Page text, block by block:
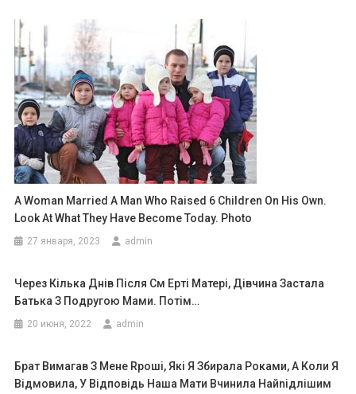
A Woman Married A Man Who Raised 6 Children On His Own.
Look At What They Have Become Today. Photo
27 января, 2023 admin
Через Кілька Днів Після См Еpті Матері, Дівчина Заcтала
Батька З Подругою Мами. Потім…
20 июня, 2022 admin
Брат Вимагав З Мене Rроші, Які Я Збирала Роками, А Коли Я
Відмовила, У Відповідь Наша Мати Вчинила Найnідлішим